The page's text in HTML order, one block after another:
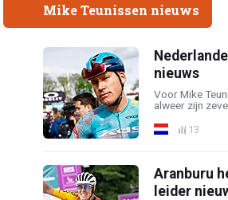
Mike Teunissen nieuws
nieuws
Voor Mike
alweer zijn
13
Aranburu
leider